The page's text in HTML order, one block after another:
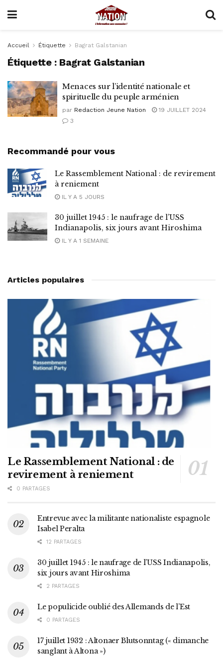
Accueil Étiquette Bagrat Galstanian
Étiquette : Bagrat Galstanian
Menaces sur l’identité nationale et
spirituelle du peuple arménien
par Redaction Jeune Nation
19 JUILLET 2024
3
Recommandé pour vous
Le Rassemblement National : de revirement
à reniement
IL Y A 5 JOURS
30 juillet 1945 : le naufrage de l’USS
Indianapolis, six jours avant Hiroshima
IL Y A 1 SEMAINE
Articles populaires
Le Rassemblement National : de
revirement à reniement
0 PARTAGES
Entrevue avec la militante nationaliste espagnole
Isabel Peralta
12 PARTAGES
30 juillet 1945 : le naufrage de l’USS Indianapolis,
six jours avant Hiroshima
2 PARTAGES
Le populicide oublié des Allemands de l’Est
0 PARTAGES
17 juillet 1932 : Altonaer Blutsonntag (« dimanche
sanglant à Altona »)